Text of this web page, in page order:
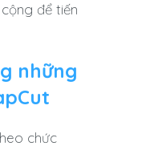
để tiến
những
chức